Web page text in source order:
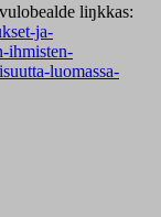
liŋkkas:
ja-
ihmisten-
luomassa-